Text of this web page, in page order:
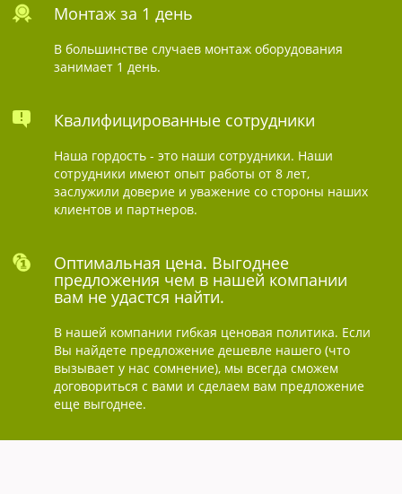
Монтаж за 1 день
В большинстве случаев монтаж оборудования
занимает 1 день.
Квалифицированные сотрудники
Наша гордость - это наши сотрудники. Наши
сотрудники имеют опыт работы от 8 лет,
заслужили доверие и уважение со стороны наших
клиентов и партнеров.
Оптимальная цена. Выгоднее
предложения чем в нашей компании
вам не удастся найти.
В нашей компании гибкая ценовая политика. Если
Вы найдете предложение дешевле нашего (что
вызывает у нас сомнение), мы всегда сможем
договориться с вами и сделаем вам предложение
еще выгоднее.